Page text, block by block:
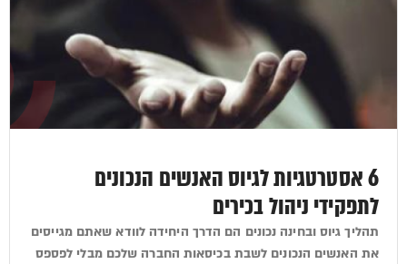
6 אסטרטגיות לגיוס האנשים הנכונים
לתפקידי ניהול בכירים
תהליך גיוס ובחינה נכונים הם הדרך היחידה לוודא שאתם מגייסים
את האנשים הנכונים לשבת בכיסאות החברה שלכם מבלי לפספס